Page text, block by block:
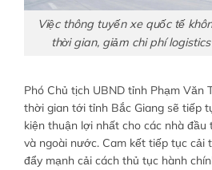
Việc thông tuyến xe quốc tế
thời gian, giảm chi phí
Phó Chủ tịch UBND tỉnh Phạm Văn
thời gian tới tỉnh Bắc Giang sẽ tiếp
kiện thuận lợi nhất cho các nhà
và ngoài nước. Cam kết tiếp tục cải
đẩy mạnh cải cách thủ tục hành